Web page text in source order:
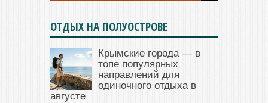
ОТДЫХ НА ПОЛУОСТРОВЕ
Крымские города — в
топе популярных
направлений для
одиночного отдыха в
августе